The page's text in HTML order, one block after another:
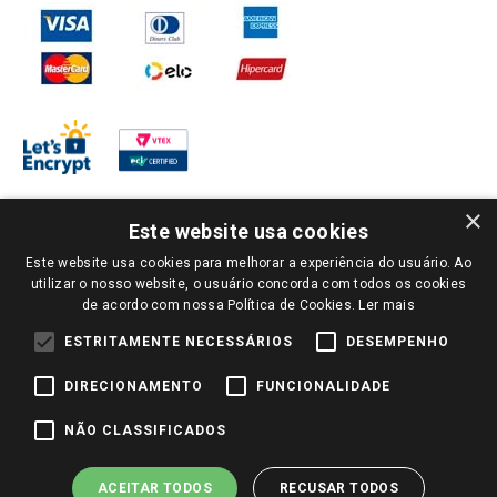
PARA VER OS PREÇOS DA SUA REGIÃO, FAÇA LOGIN E SELECIONE A LOJA DE
SUA PREFERÊNCIA. SOMENTE APÓS O LOGIN, OS PREÇOS DA SUA REGIÃO OU
LOJA SERÃO CARREGADOS.
TODOS OS PREÇOS E CONDIÇÕES COMERCIAIS DESTE SITE SÃO VÁLIDOS APENAS
PARA COMPRAS REALIZADAS NO GIASSI.COM.BR E NA LOJA SELECIONADA
PREÇOS PARA AS VENDAS ONLINE DIVULGADOS NO SITE PREVALECEM ANTE
COMUNICAÇÃO E SITES DE BUSCAS.
2022 COPYRIGHT - GIASSI SUPERMERCADOS. TODOS OS DIREITOS RESERVADOS.
×
Este website usa cookies
Este website usa cookies para melhorar a experiência do usuário. Ao
utilizar o nosso website, o usuário concorda com todos os cookies
de acordo com nossa Política de Cookies. Ler mais
ESTRITAMENTE NECESSÁRIOS DESEMPENHO
DIRECIONAMENTO FUNCIONALIDADE
NÃO CLASSIFICADOS
ACEITAR TODOS RECUSAR TODOS